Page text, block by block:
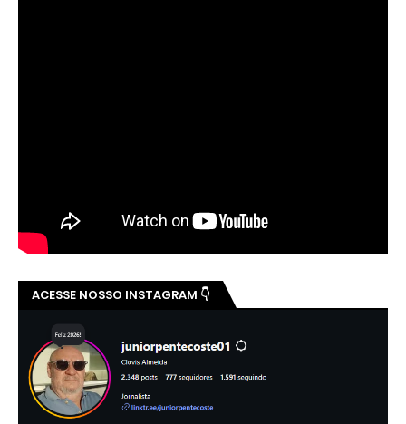
ACESSE NOSSO INSTAGRAM 👇